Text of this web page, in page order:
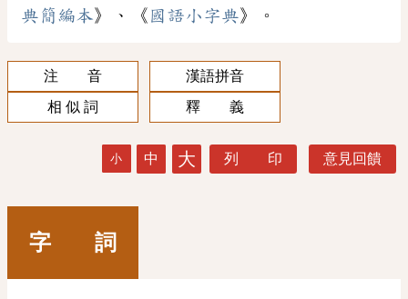
典簡編本》、《 國語小字典》。
注 音
漢語拼音
相 似 詞
釋 義
小 中 大 列 印 意見回饋
字 詞